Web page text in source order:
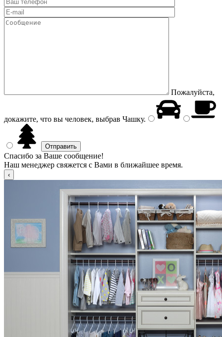
Пожалуйста,
докажите, что вы человек, выбрав Чашку.
Спасибо за Ваше сообщение!
Наш менеджер свяжется с Вами в ближайшее время.